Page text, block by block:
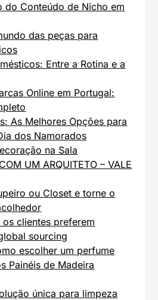
do Conteúdo de Nicho em
das peças para
Entre a Rotina e a
Online em Portugal:
As Melhores Opções para
dos Namorados
na Sala
UM ARQUITETO – VALE
ou Closet e torne o
os clientes preferem
sourcing
escolher um perfume
Painéis de Madeira
única para limpeza